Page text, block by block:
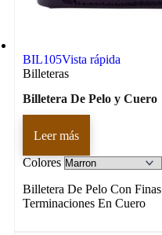
BIL105Vista rápida
Billeteras
Billetera De Pelo y Cuero
Leer más
Colores
Billetera De Pelo Con Finas
Terminaciones En Cuero